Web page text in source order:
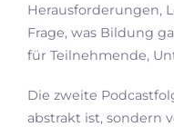
Herausforderungen,
Frage, was Bildung
für Teilnehmende,
Die zweite
abstrakt ist, sondern